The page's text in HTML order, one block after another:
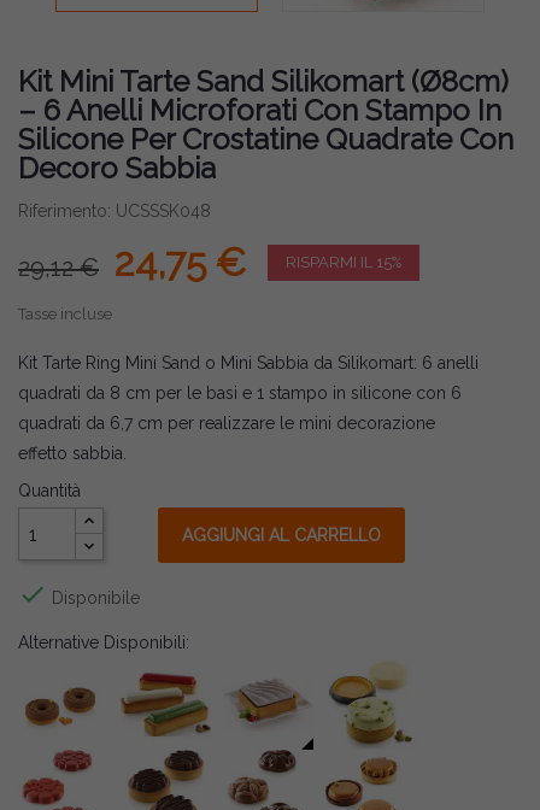
Kit Mini Tarte Sand Silikomart (Ø8cm)
– 6 Anelli Microforati Con Stampo In
Silicone Per Crostatine Quadrate Con
Decoro Sabbia
Riferimento: UCSSSK048
29,12 € 24,75 € RISPARMI IL 15%
Tasse incluse
Kit Tarte Ring Mini Sand o Mini Sabbia da Silikomart: 6 anelli
quadrati da 8 cm per le basi e 1 stampo in silicone con 6
quadrati da 6,7 cm per realizzare le mini decorazione
effetto sabbia.
Quantità
AGGIUNGI AL CARRELLO
 Disponibile
Alternative Disponibili: